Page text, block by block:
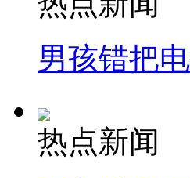
男孩错把
热点新闻